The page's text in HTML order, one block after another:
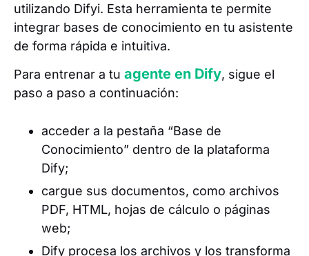
utilizando Difyi. Esta herramienta te permite
integrar bases de conocimiento en tu asistente
de forma rápida e intuitiva.
Para entrenar a tu agente en Dify, sigue el
paso a paso a continuación:
acceder a la pestaña “Base de
Conocimiento” dentro de la plataforma
Dify;
cargue sus documentos, como archivos
PDF, HTML, hojas de cálculo o páginas
web;
Dify procesa los archivos y los transforma